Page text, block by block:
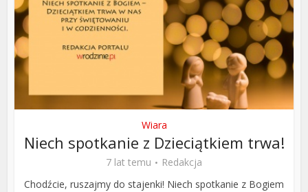
Wiara
Niech spotkanie z Dzieciątkiem trwa!
7 lat temu
Redakcja
Chodźcie, ruszajmy do stajenki! Niech spotkanie z Bogiem